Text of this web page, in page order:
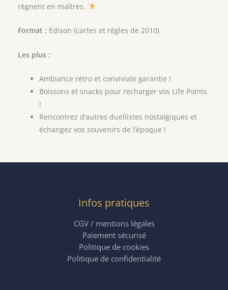
règnent en maîtres.
Format : Edison (cartes et règles de 2010)
Les plus :
Ambiance rétro et conviviale garantie !
Boissons et snacks pour recharger vos Life Points
!
Rencontrez d’autres duellistes nostalgiques et
échangez vos souvenirs de l’époque !
Infos pratiques
CGV / mentions légales
Paiement sécurisé
Politique de cookies
Politique de confidentialité